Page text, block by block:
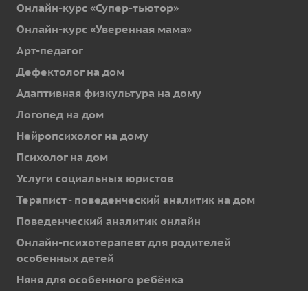
Онлайн-курс «Супер-тьютор»
Онлайн-курс «Уверенная мама»
Арт-педагог
Дефектолог на дом
Адаптивная физкультура на дому
Логопед на дом
Нейропсихолог на дому
Психолог на дом
Услуги социальных юристов
Терапист - поведенческий аналитик на дом
Поведенческий аналитик онлайн
Онлайн-психотерапевт для родителей
особенных детей
Няня для особенного ребёнка